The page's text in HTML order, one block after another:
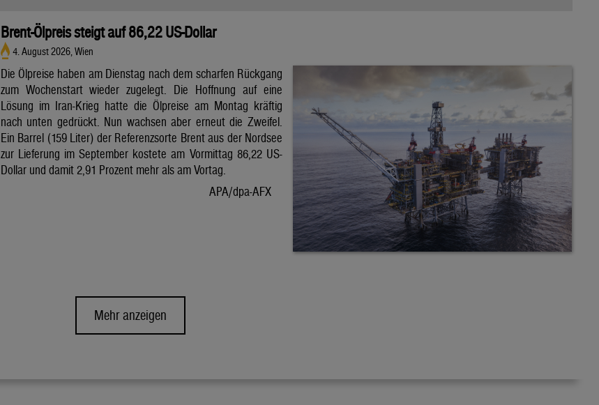
Brent-Ölpreis steigt auf 86,22 US-Dollar
4. August 2026, Wien
Die Ölpreise haben am Dienstag nach dem scharfen Rückgang
zum Wochenstart wieder zugelegt. Die Hoffnung auf eine
Lösung im Iran-Krieg hatte die Ölpreise am Montag kräftig
nach unten gedrückt. Nun wachsen aber erneut die Zweifel.
Ein Barrel (159 Liter) der Referenzsorte Brent aus der Nordsee
zur Lieferung im September kostete am Vormittag 86,22 US-
Dollar und damit 2,91 Prozent mehr als am Vortag.
APA/dpa-AFX
Mehr anzeigen